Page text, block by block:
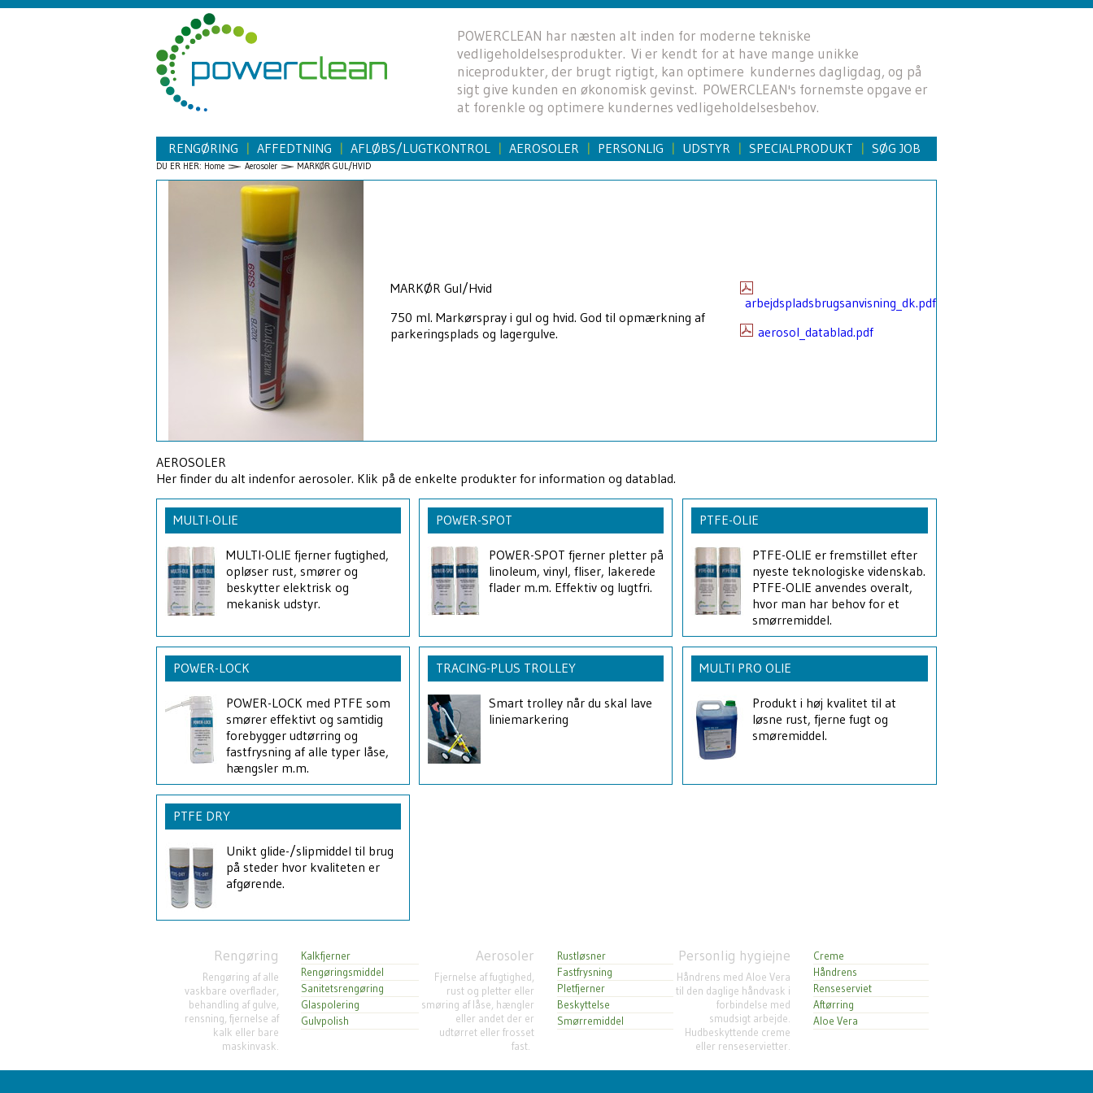
POWERCLEAN har næsten alt inden for moderne tekniske
vedligeholdelsesprodukter. Vi er kendt for at have mange unikke
niceprodukter, der brugt rigtigt, kan optimere kundernes dagligdag, og på
sigt give kunden en økonomisk gevinst. POWERCLEAN's fornemste opgave er
at forenkle og optimere kundernes vedligeholdelsesbehov.
RENGØRING AFFEDTNING AFLØBS/LUGTKONTROL AEROSOLER PERSONLIG UDSTYR SPECIALPRODUKT SØG JOB
DU ER HER: Home Aerosoler MARKØR GUL/HVID
MARKØR Gul/Hvid
750 ml. Markørspray i gul og hvid. God til opmærkning af
parkeringsplads og lagergulve.
arbejdspladsbrugsanvisning_dk.pdf
aerosol_datablad.pdf
AEROSOLER
Her finder du alt indenfor aerosoler. Klik på de enkelte produkter for information og datablad.
MULTI-OLIE
MULTI-OLIE fjerner fugtighed,
opløser rust, smører og
beskytter elektrisk og
mekanisk udstyr.
POWER-SPOT
POWER-SPOT fjerner pletter på
linoleum, vinyl, fliser, lakerede
flader m.m. Effektiv og lugtfri.
PTFE-OLIE
PTFE-OLIE er fremstillet efter
nyeste teknologiske videnskab.
PTFE-OLIE anvendes overalt,
hvor man har behov for et
smørremiddel.
POWER-LOCK
POWER-LOCK med PTFE som
smører effektivt og samtidig
forebygger udtørring og
fastfrysning af alle typer låse,
hængsler m.m.
TRACING-PLUS TROLLEY
Smart trolley når du skal lave
liniemarkering
MULTI PRO OLIE
Produkt i høj kvalitet til at
løsne rust, fjerne fugt og
smøremiddel.
PTFE DRY
Unikt glide-/slipmiddel til brug
på steder hvor kvaliteten er
afgørende.
Rengøring
Rengøring af alle
vaskbare overflader,
behandling af gulve,
rensning, fjernelse af
kalk eller bare
maskinvask.
Kalkfjerner
Rengøringsmiddel
Sanitetsrengøring
Glaspolering
Gulvpolish
Aerosoler
Fjernelse af fugtighed,
rust og pletter eller
smøring af låse, hængler
eller andet der er
udtørret eller frosset
fast.
Rustløsner
Fastfrysning
Pletfjerner
Beskyttelse
Smørremiddel
Personlig hygiejne
Håndrens med Aloe Vera
til den daglige håndvask i
forbindelse med
smudsigt arbejde.
Hudbeskyttende creme
eller renseservietter.
Creme
Håndrens
Renseserviet
Aftørring
Aloe Vera